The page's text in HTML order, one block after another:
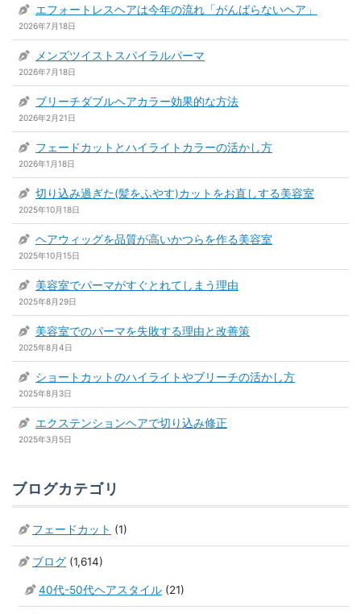
エフォートレスヘアは今年の流れ「がんばらないヘア」
2026年7月18日
メンズツイストスパイラルパーマ
2026年7月18日
ブリーチダブルヘアカラー効果的な方法
2026年2月21日
フェードカットとハイライトカラーの活かし方
2026年1月18日
切り込み過ぎた(髪をふやす)カットをお直しする美容室
2025年10月18日
ヘアウィッグを品質が高いかつらを作る美容室
2025年10月15日
美容室でパーマがすぐとれてしまう理由
2025年8月29日
美容室でのパーマを失敗する理由と改善策
2025年8月4日
ショートカットのハイライトやブリーチの活かし方
2025年8月3日
エクステンションヘアで切り込み修正
2025年3月5日
ブログカテゴリ
フェードカット (1)
ブログ (1,614)
40代-50代ヘアスタイル (21)